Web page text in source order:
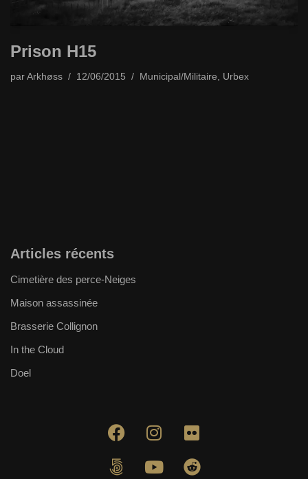
Prison H15
par Arkhøss 12/06/2015 Municipal/Militaire Urbex
Articles récents
Cimetière des perce-Neiges
Maison assassinée
Brasserie Collignon
In the Cloud
Doel